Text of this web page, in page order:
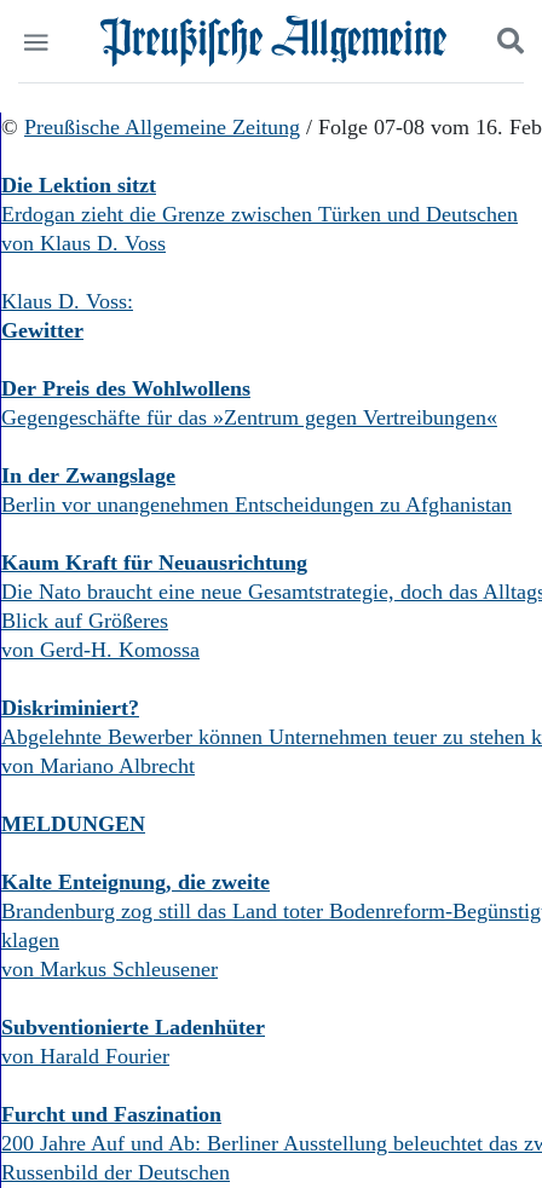
Start
Wer wir sind
Abonnenten-Login
Abonnent werden
Politik
Panorama
Schlesien
Danzig und Westpreußen
Kontakt
Impressum
Suchen und finden
© Preußische Allgemeine Zeitung / Folge 07-08 vom 16.
Die Lektion sitzt
Erdogan zieht die Grenze zwischen Türken und Deutschen
von Klaus D. Voss
Klaus D. Voss:
Gewitter
Der Preis des Wohlwollens
Gegengeschäfte für das »Zentrum gegen Vertreibungen«
In der Zwangslage
Berlin vor unangenehmen Entscheidungen zu Afghanistan
Kaum Kraft für Neuausrichtung
Die Nato braucht eine neue Gesamtstrategie, doch das
Blick auf Größeres
von Gerd-H. Komossa
Diskriminiert?
Abgelehnte Bewerber können Unternehmen teuer zu stehen
von Mariano Albrecht
MELDUNGEN
Kalte Enteignung, die zweite
Brandenburg zog still das Land toter Bodenreform-
klagen
von Markus Schleusener
Subventionierte Ladenhüter
von Harald Fourier
Furcht und Faszination
200 Jahre Auf und Ab: Berliner Ausstellung beleuchtet das
Russenbild der Deutschen